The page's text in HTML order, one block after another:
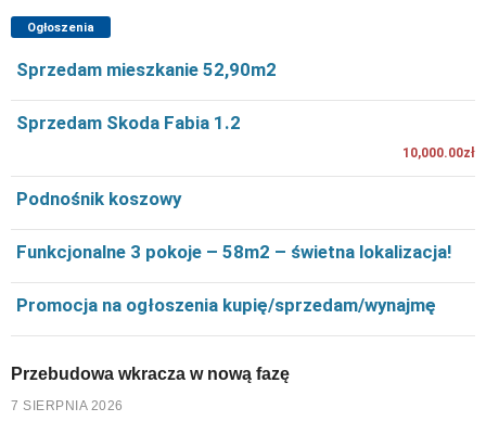
Ogłoszenia
Sprzedam mieszkanie 52,90m2
Sprzedam Skoda Fabia 1.2
10,000.00zł
Podnośnik koszowy
Funkcjonalne 3 pokoje – 58m2 – świetna lokalizacja!
Promocja na ogłoszenia kupię/sprzedam/wynajmę
Przebudowa wkracza w nową fazę
7 SIERPNIA 2026